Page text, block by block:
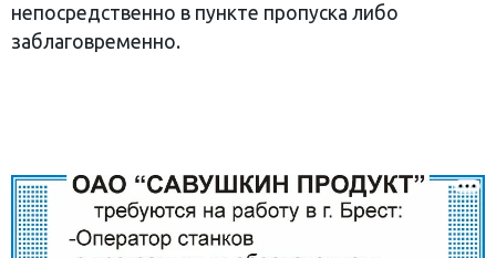
непосредственно в пункте пропуска либо
заблаговременно.